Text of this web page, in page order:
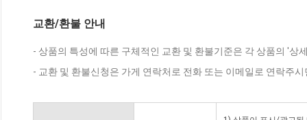
교환/환불 안내
- 상품의 특성에 따른 구체적인 교환 및 환불기준은 각 상품의 '상
- 교환 및 환불신청은 가게 연락처로 전화 또는 이메일로 연락주